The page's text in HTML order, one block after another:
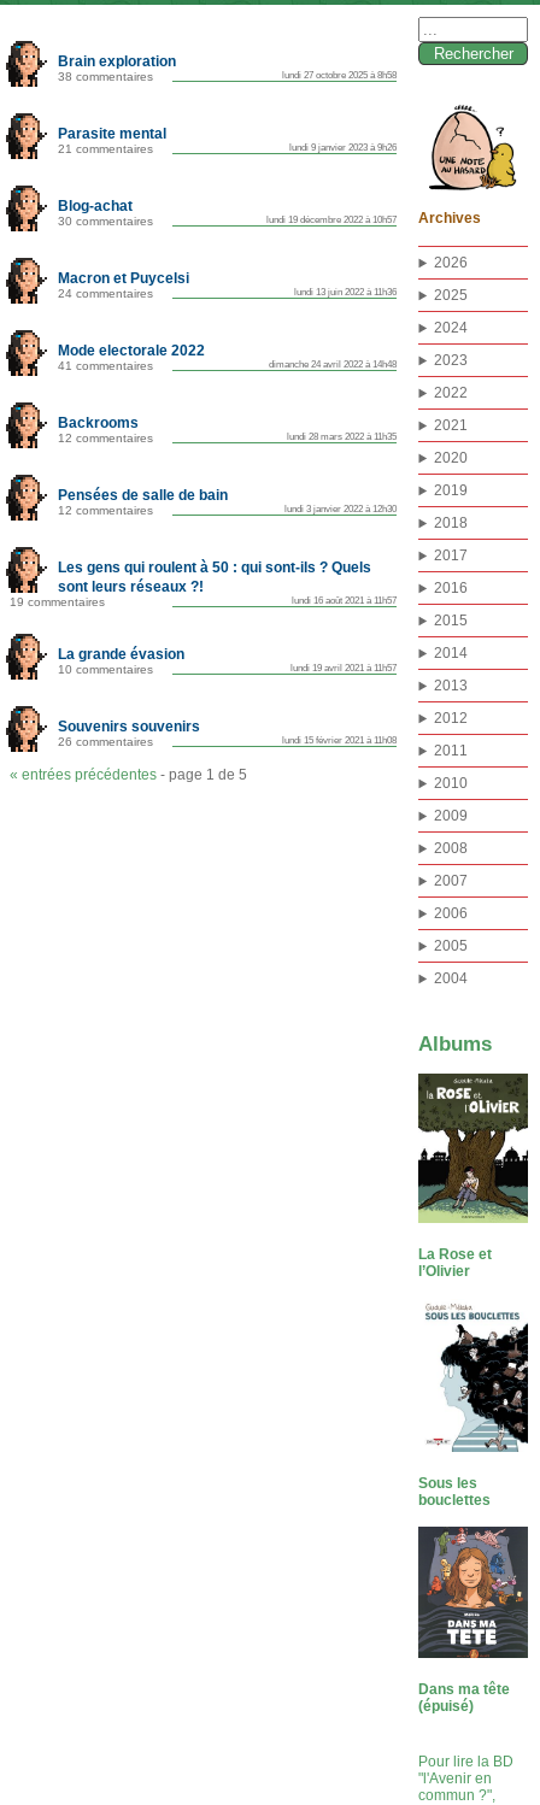
Brain exploration
38 commentaires lundi 27 octobre 2025 à 8h58
Parasite mental
21 commentaires lundi 9 janvier 2023 à 9h26
Blog-achat
30 commentaires lundi 19 décembre 2022 à 10h57
Macron et Puycelsi
24 commentaires lundi 13 juin 2022 à 11h36
Mode electorale 2022
41 commentaires dimanche 24 avril 2022 à 14h48
Backrooms
12 commentaires lundi 28 mars 2022 à 11h35
Pensées de salle de bain
12 commentaires lundi 3 janvier 2022 à 12h30
Les gens qui roulent à 50 : qui sont-ils ? Quels
sont leurs réseaux ?!
19 commentaires lundi 16 août 2021 à 11h57
La grande évasion
10 commentaires lundi 19 avril 2021 à 11h57
Souvenirs souvenirs
26 commentaires lundi 15 février 2021 à 11h08
« entrées précédentes - page 1 de 5
Archives
2026
2025
2024
2023
2022
2021
2020
2019
2018
2017
2016
2015
2014
2013
2012
2011
2010
2009
2008
2007
2006
2005
2004
Albums
La Rose et
l’Olivier
Sous les
bouclettes
Dans ma tête
(épuisé)
Pour lire la BD
"l'Avenir en
commun ?",